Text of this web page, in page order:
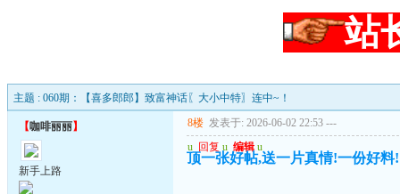
站
主题 : 060期：【喜多郎郎】致富神话〖大小中特〗连中~！
【咖啡丽丽】
新手上路
8楼 发表于: 2026-06-02 22:53 ---
u 回复 u 编辑 u
顶一张好帖,送一片真情!一份好料!